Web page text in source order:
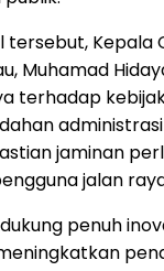
tersebut, Kepala
Muhamad
terhadap
jaminan
jalan
penuh